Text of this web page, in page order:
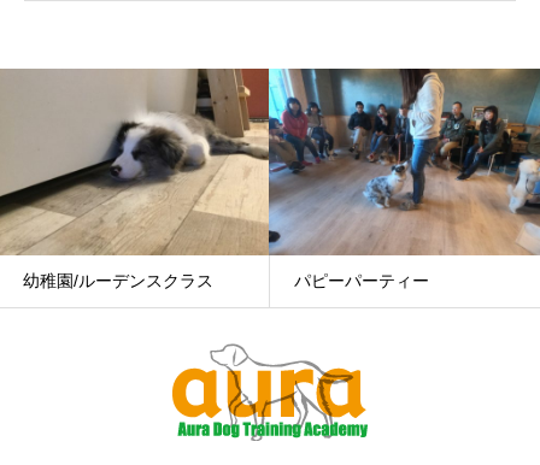
ス パピーパーティー グループレッスン